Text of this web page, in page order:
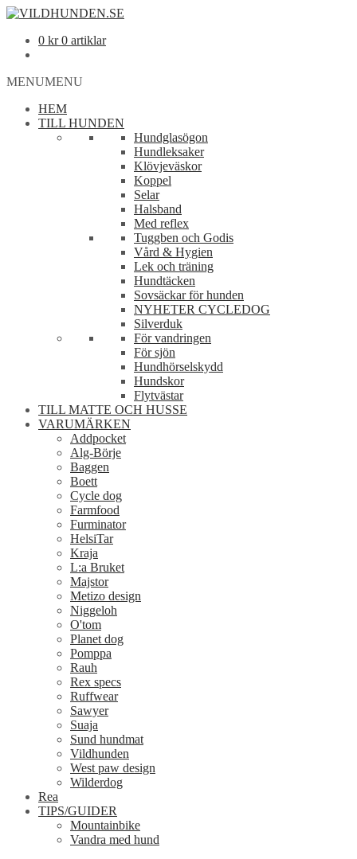
0 kr 0 artiklar
MENUMENU
HEM
TILL HUNDEN
Hundglasögon
Hundleksaker
Klövjeväskor
Koppel
Selar
Halsband
Med reflex
Tuggben och Godis
Vård & Hygien
Lek och träning
Hundtäcken
Sovsäckar för hunden
NYHETER CYCLEDOG
Silverduk
För vandringen
För sjön
Hundhörselskydd
Hundskor
Flytvästar
TILL MATTE OCH HUSSE
VARUMÄRKEN
Addpocket
Alg-Börje
Baggen
Boett
Cycle dog
Farmfood
Furminator
HelsiTar
Kraja
L:a Bruket
Majstor
Metizo design
Niggeloh
O'tom
Planet dog
Pomppa
Rauh
Rex specs
Ruffwear
Sawyer
Suaja
Sund hundmat
Vildhunden
West paw design
Wilderdog
Rea
TIPS/GUIDER
Mountainbike
Vandra med hund